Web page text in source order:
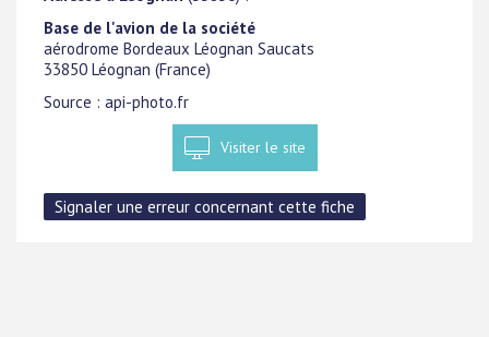
Base de l'avion de la société
aérodrome Bordeaux Léognan Saucats
33850 Léognan (France)
Source : api-photo.fr
Visiter le site